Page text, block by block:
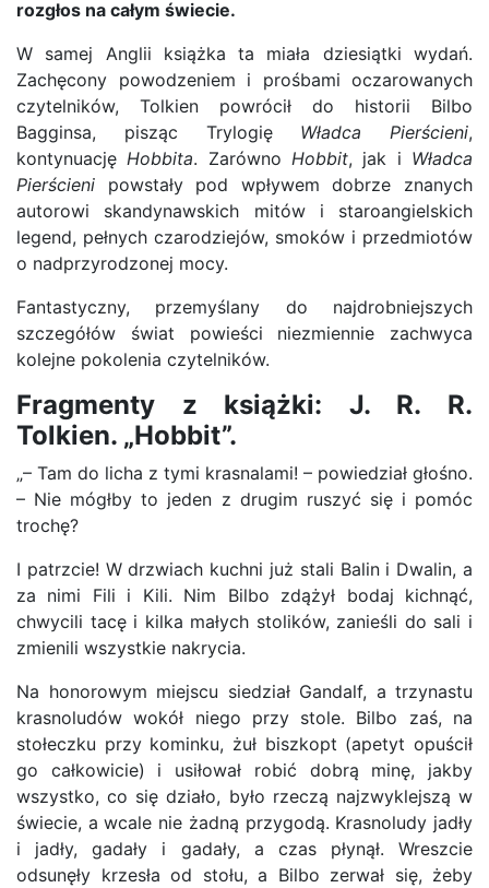
rozgłos na całym świecie.
W samej Anglii książka ta miała dziesiątki wydań.
Zachęcony powodzeniem i prośbami oczarowanych
czytelników, Tolkien powrócił do historii Bilbo
Bagginsa, pisząc Trylogię Władca Pierścieni,
kontynuacjęHobbita. ZarównoHobbit, jak i Władca
Pierścieni powstały pod wpływem dobrze znanych
autorowi skandynawskich mitów i staroangielskich
legend, pełnych czarodziejów, smoków i przedmiotów
o nadprzyrodzonej mocy.
Fantastyczny, przemyślany do najdrobniejszych
szczegółów świat powieści niezmiennie zachwyca
kolejne pokolenia czytelników.
Fragmenty z książki: J. R. R.
Tolkien. „Hobbit”.
„– Tam do licha z tymi krasnalami! – powiedział głośno.
– Nie mógłby to jeden z drugim ruszyć się i pomóc
trochę?
I patrzcie! W drzwiach kuchni już stali Balin i Dwalin, a
za nimi Fili i Kili. Nim Bilbo zdążył bodaj kichnąć,
chwycili tacę i kilka małych stolików, zanieśli do sali i
zmienili wszystkie nakrycia.
Na honorowym miejscu siedział Gandalf, a trzynastu
krasnoludów wokół niego przy stole. Bilbo zaś, na
stołeczku przy kominku, żuł biszkopt (apetyt opuścił
go całkowicie) i usiłował robić dobrą minę, jakby
wszystko, co się działo, było rzeczą najzwyklejszą w
świecie, a wcale nie żadną przygodą. Krasnoludy jadły
i jadły, gadały i gadały, a czas płynął. Wreszcie
odsunęły krzesła od stołu, a Bilbo zerwał się, żeby